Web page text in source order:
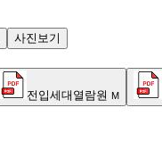
사진보기
전입세대열람원 M